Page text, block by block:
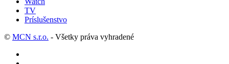
TV
Príslušenstvo
© MCN s.r.o. - Všetky práva vyhradené